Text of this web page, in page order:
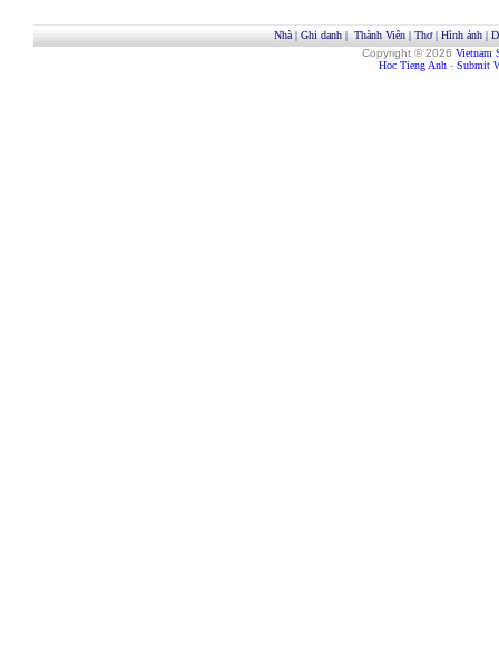
Nhà| Ghi danh| Thành Viên| Thơ| Hình ảnh|
Copyright © 2026 Vietnam
Hoc Tieng Anh - Submit